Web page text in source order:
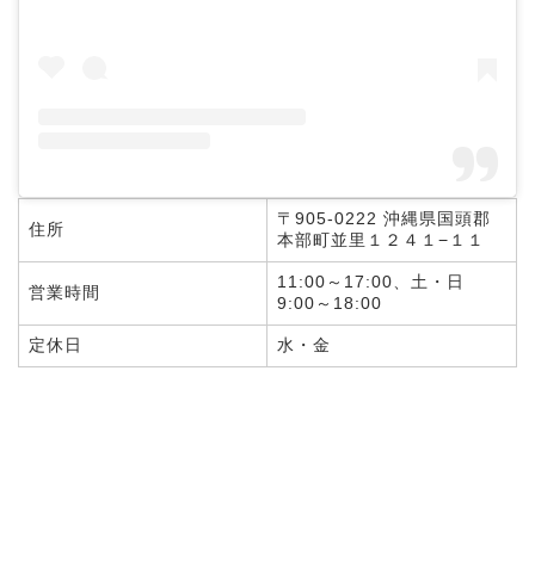
住所
〒905-0222 沖縄県国頭郡
本部町並里１２４１−１１
営業時間
11:00～17:00、土・日
9:00～18:00
定休日 水・金